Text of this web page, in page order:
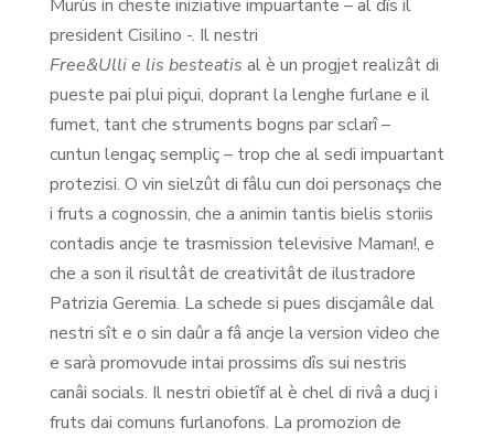
Murùs in cheste iniziative impuartante – al dîs il
president Cisilino -. Il nestri
Free&Ulli e lis besteatis al è un progjet realizât di
pueste pai plui piçui, doprant la lenghe furlane e il
fumet, tant che struments bogns par sclarî –
cuntun lengaç sempliç – trop che al sedi impuartant
protezisi. O vin sielzût di fâlu cun doi personaçs che
i fruts a cognossin, che a animin tantis bielis storiis
contadis ancje te trasmission televisive Maman!, e
che a son il risultât de creativitât de ilustradore
Patrizia Geremia. La schede si pues discjamâle dal
nestri sît e o sin daûr a fâ ancje la version video che
e sarà promovude intai prossims dîs sui nestris
canâi socials. Il nestri obietîf al è chel di rivâ a ducj i
fruts dai comuns furlanofons. La promozion de